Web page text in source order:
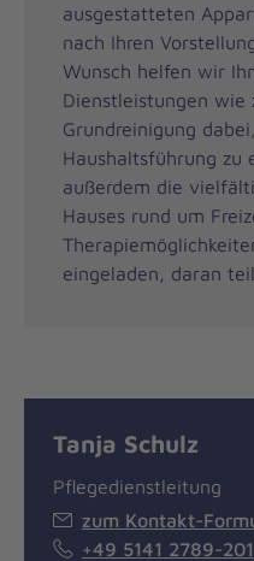
ausgestatteten
nach Ihren
Wunsch helfen wir
Dienstleistungen wie
Grundreinigung
Haushaltsführung zu
außerdem die
Hauses rund um
eingeladen, daran
Tanja Schulz
Pflegedienstleitung
zum Kontakt-
+49 5141 2789-201